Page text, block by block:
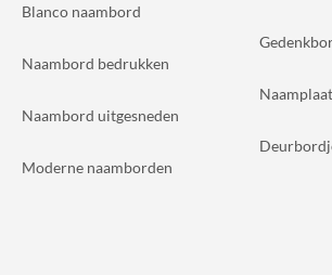
Blanco naambord
Naambord bedrukken
Naambord uitgesneden
Moderne naamborden